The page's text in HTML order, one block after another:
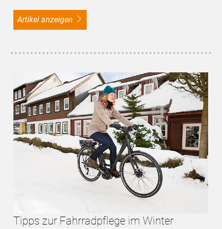
Artikel anzeigen
Tipps zur Fahrradpflege im Winter